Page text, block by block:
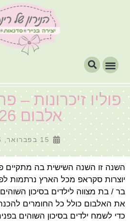
פוליו זיכרונות –
אלבום 2026
15 בפברואר, 2026
השנה זו השנה השישית בה מתקיים
יוצרות סקראפ מכל הארץ נרתמות
בר / בת מצווה לילדים בסיכון
את האלבום כולל כל החומרים
כדי לשמח ילדים בסיכון השוהים